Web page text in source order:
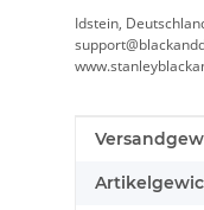
Idstein,
Wert